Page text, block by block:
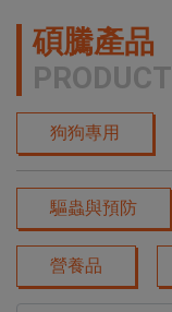
碩騰產品
PRODUCT
狗狗專用
驅蟲與預防
營養品